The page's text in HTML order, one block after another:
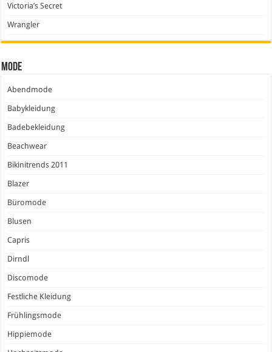
Victoria’s Secret
Wrangler
Mode
Abendmode
Babykleidung
Badebekleidung
Beachwear
Bikinitrends 2011
Blazer
Büromode
Blusen
Capris
Dirndl
Discomode
Festliche Kleidung
Frühlingsmode
Hippiemode